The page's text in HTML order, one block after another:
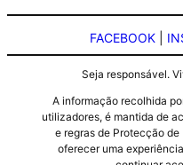
FACEBOOK
Seja responsável.
A informação recolhida
utilizadores, é mantida de
e regras de Protecção
oferecer uma